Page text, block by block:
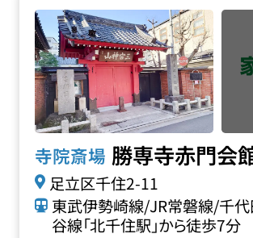
寺院斎場 勝専寺赤門会
足立区千住2-11
東武伊勢崎線/JR常磐線/千
谷線「北千住駅」から徒歩7分